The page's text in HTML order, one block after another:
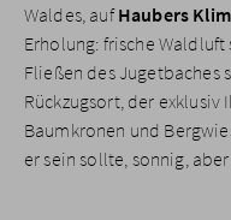
Waldes, aufHaubers
Erholung: frische
Fließen des Jugetbaches
Rückzugsort, der exklusiv
Baumkronen und
er sein sollte, sonnig,